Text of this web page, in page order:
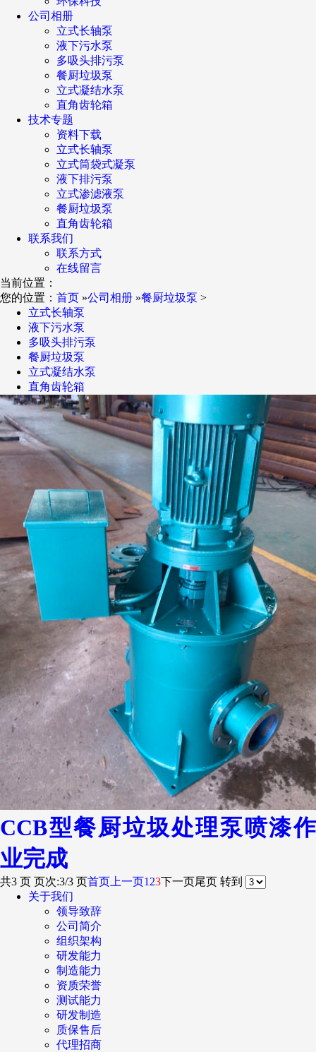
公司相册
立式长轴泵
液下污水泵
多吸头排污泵
餐厨垃圾泵
立式凝结水泵
直角齿轮箱
技术专题
资料下载
立式长轴泵
立式筒袋式凝泵
液下排污泵
立式渗滤液泵
餐厨垃圾泵
直角齿轮箱
联系我们
联系方式
在线留言
当前位置：
您的位置： 首页 »公司相册 »餐厨垃圾泵 >
立式长轴泵
液下污水泵
多吸头排污泵
餐厨垃圾泵
立式凝结水泵
直角齿轮箱
CCB型餐厨垃圾处理泵喷漆作
业完成
共3 页 页次:3/3 页首页 上一页1 23下一页尾页 转到
关于我们
领导致辞
公司简介
组织架构
研发能力
制造能力
资质荣誉
测试能力
研发制造
质保售后
代理招商